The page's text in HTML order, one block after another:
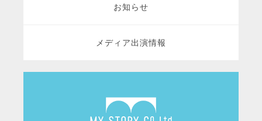
お知らせ
メディア出演情報